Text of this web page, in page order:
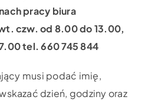
pracy biura
czw. od 8.00 do 13.00,
tel. 660 745 844
musi podać imię,
dzień, godziny oraz